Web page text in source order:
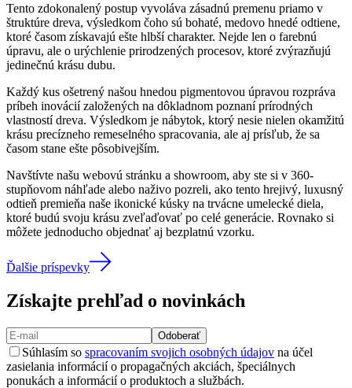
Tento zdokonalený postup vyvoláva zásadnú premenu priamo v
štruktúre dreva, výsledkom čoho sú bohaté, medovo hnedé odtiene,
ktoré časom získavajú ešte hlbší charakter. Nejde len o farebnú
úpravu, ale o urýchlenie prirodzených procesov, ktoré zvýrazňujú
jedinečnú krásu dubu.
Každý kus ošetrený našou hnedou pigmentovou úpravou rozpráva
príbeh inovácií založených na dôkladnom poznaní prírodných
vlastností dreva. Výsledkom je nábytok, ktorý nesie nielen okamžitú
krásu precízneho remeselného spracovania, ale aj prísľub, že sa
časom stane ešte pôsobivejším.
Navštívte našu webovú stránku a showroom, aby ste si v 360-
stupňovom náhľade alebo naživo pozreli, ako tento hrejivý, luxusný
odtieň premieňa naše ikonické kúsky na trvácne umelecké diela,
ktoré budú svoju krásu zveľaďovať po celé generácie. Rovnako si
môžete jednoducho objednať aj bezplatnú vzorku.
Ďalšie príspevky
Získajte prehľad o novinkách
Odoberať
Súhlasím so spracovaním svojich osobných údajov na účel
zasielania informácií o propagačných akciách, špeciálnych
ponukách a informácií o produktoch a službách.